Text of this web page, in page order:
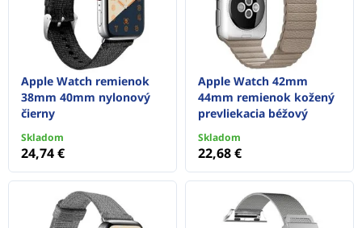
Apple Watch remienok
38mm 40mm nylonový
čierny
Skladom
24,74 €
Apple Watch 42mm
44mm remienok kožený
prevliekacia béžový
Skladom
22,68 €